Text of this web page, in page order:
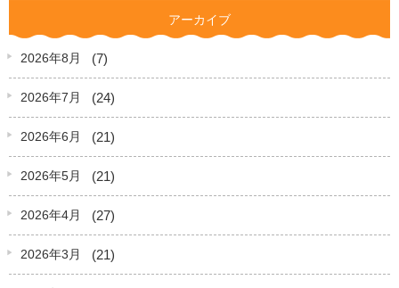
アーカイブ
2026年8月 (7)
2026年7月 (24)
2026年6月 (21)
2026年5月 (21)
2026年4月 (27)
2026年3月 (21)